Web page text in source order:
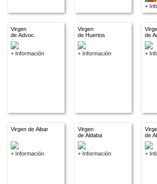
+
Virgen
de Advoc.
descon.
+ Información
Virgen
de Huertos
+ Información
de
+
Virgen de Aibar
+ Información
Virgen
de Aldaba
+ Información
de
+